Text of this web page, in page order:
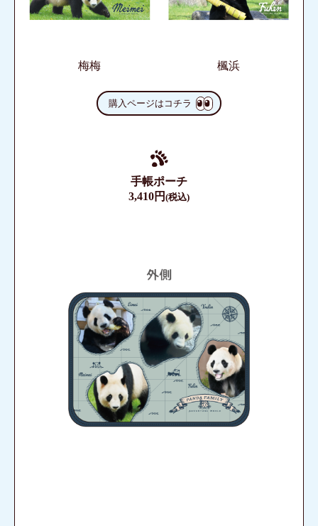
梅梅 楓浜
購入ページはコチラ
手帳ポーチ
3,410円 (税込)